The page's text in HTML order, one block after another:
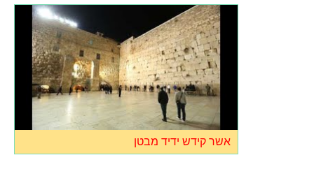
אשר קידש ידיד מבטן